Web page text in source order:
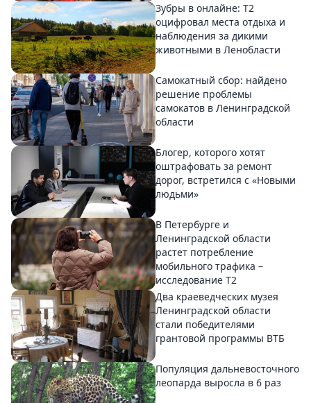
Зубры в онлайне: Т2
оцифровал места отдыха и
наблюдения за дикими
животными в Ленобласти
Самокатный сбор: найдено
решение проблемы
самокатов в Ленинградской
области
Блогер, которого хотят
оштрафовать за ремонт
дорог, встретился с «Новыми
людьми»
В Петербурге и
Ленинградской области
растет потребление
мобильного трафика –
исследование T2
Два краеведческих музея
Ленинградской области
стали победителями
грантовой программы ВТБ
Популяция дальневосточного
леопарда выросла в 6 раз